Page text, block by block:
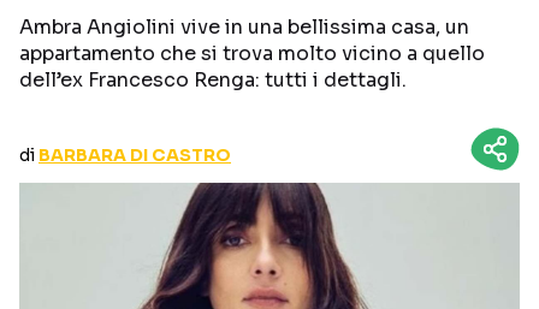
Categorie
NOTIZIE
RECENSIONI
TRAILER
Seguici sui social
Ambra Angiolini vive in una bellissima casa, un
appartamento che si trova molto vicino a quello
dell’ex Francesco Renga: tutti i dettagli.
di BARBARA DI CASTRO